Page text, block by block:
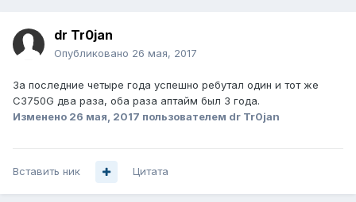
dr Tr0jan
Опубликовано 26 мая, 2017
За последние четыре года успешно ребутал один и тот же
C3750G два раза, оба раза аптайм был 3 года.
Изменено 26 мая, 2017 пользователем dr Tr0jan
Вставить ник Цитата